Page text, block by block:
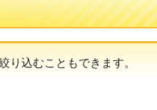
り込むこともできます。